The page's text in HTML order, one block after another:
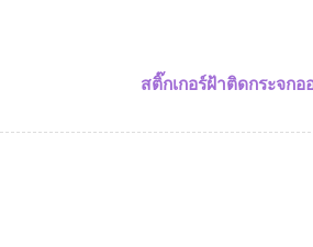
สติ๊กเกอร์ฝ้าติดกระจก